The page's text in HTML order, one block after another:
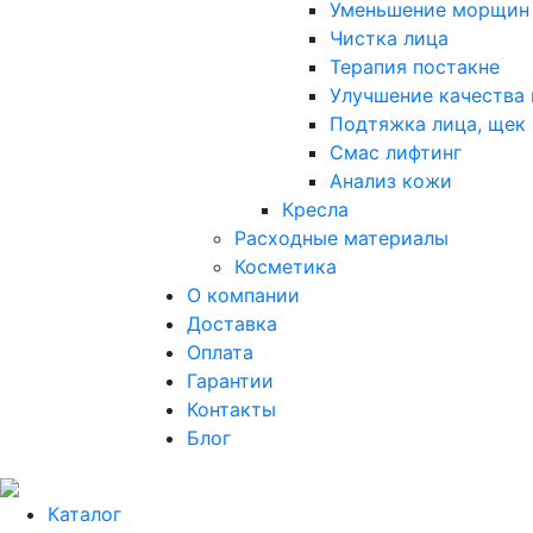
Уменьшение морщин
Чистка лица
Терапия постакне
Улучшение
Подтяжка лица, щек
Смас лифтинг
Анализ кожи
Кресла
Расходные материалы
Косметика
О компании
Доставка
Оплата
Гарантии
Контакты
Блог
Каталог